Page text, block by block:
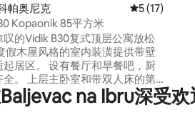
帕奥尼克 平均评分 5 分
5 (17)
Kopaonik 85平方米
叹的Vidik B30复式顶层公寓放松
假木屋风格的室内装潢提供带壁
起居区。 设有餐厅和早餐吧，厨
全。 上层主卧室和带双人床的第
采用同样的放松装饰。 每层楼都
的卫生间。 公寓楼设有儿童软游
na Ibru深受